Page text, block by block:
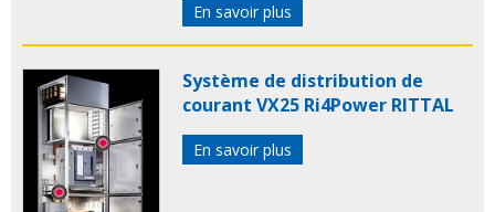
En savoir plus
Système de distribution de
courant VX25 Ri4Power RITTAL
En savoir plus